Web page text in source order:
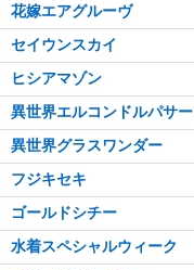
花嫁エアグルーヴ
セイウンスカイ
ヒシアマゾン
異世界エルコンドルパサー
異世界グラスワンダー
フジキセキ
ゴールドシチー
水着スペシャルウィーク